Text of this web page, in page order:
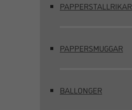
PAPPERSTALLRIKAR
PAPPERSMUGGAR
BALLONGER